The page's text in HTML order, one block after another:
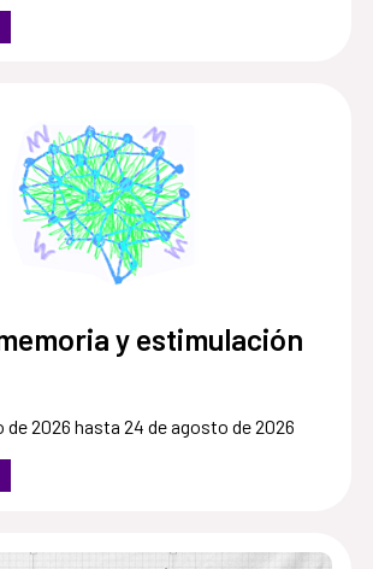
y estimulación
de 2026 hasta 24 de agosto de 2026